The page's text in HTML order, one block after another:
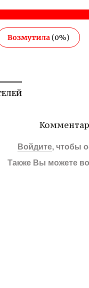
Возмутила (0%)
Войдите, чтобы
Также Вы можете